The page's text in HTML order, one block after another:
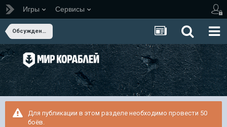
Игры Сервисы
Обсуждение Мира Кораблей
Для публикации в этом разделе необходимо провести 50
боёв.